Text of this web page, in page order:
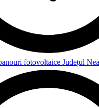
fotovoltaice Județul